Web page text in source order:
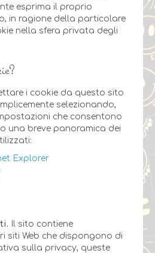
esprima il proprio
in ragione della particolare
nella sfera privata degli
i cookie da questo sito
selezionando,
che consentono
una breve panoramica dei
Explorer
Il sito contiene
siti Web che dispongono di
sulla privacy, queste